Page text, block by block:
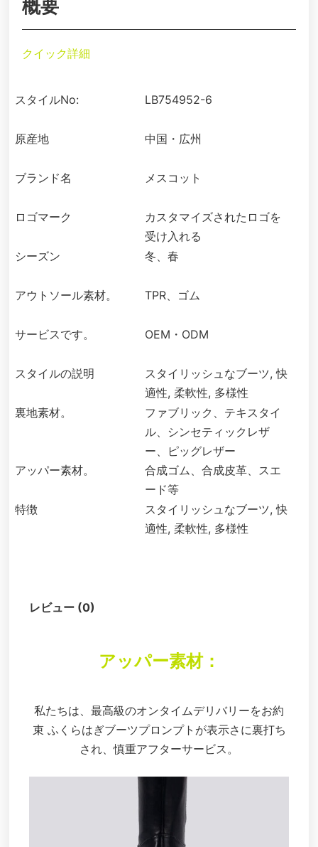
概要
クイック詳細
スタイルNo: LB754952-6
原産地 中国・広州
ブランド名 メスコット
ロゴマーク
カスタマイズされたロゴを
受け入れる
シーズン
冬、春
アウトソール素材。 TPR、ゴム
サービスです。 OEM・ODM
スタイルの説明
スタイリッシュなブーツ, 快
適性, 柔軟性, 多様性
裏地素材。
ファブリック、テキスタイ
ル、シンセティックレザ
ー、ピッグレザー
アッパー素材。
合成ゴム、合成皮革、スエ
ード等
特徴
スタイリッシュなブーツ, 快
適性, 柔軟性, 多様性
レビュー (0)
アッパー素材：
私たちは、最高級のオンタイムデリバリーをお約
束 ふくらはぎブーツプロンプトが表示さに裏打ち
され、慎重アフターサービス。